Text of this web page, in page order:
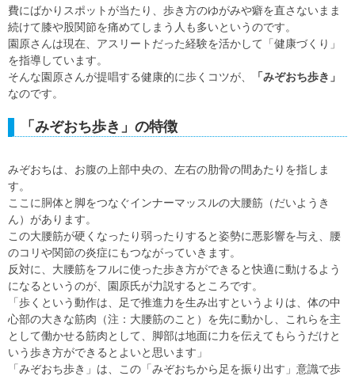
費にばかりスポットが当たり、歩き方のゆがみや癖を直さないまま
続けて膝や股関節を痛めてしまう人も多いというのです。
園原さんは現在、アスリートだった経験を活かして「健康づくり」
を指導しています。
そんな園原さんが提唱する健康的に歩くコツが、
「みぞおち歩き」
なのです。
「みぞおち歩き」の特徴
みぞおちは、お腹の上部中央の、左右の肋骨の間あたりを指しま
す。
ここに胴体と脚をつなぐインナーマッスルの大腰筋（だいようき
ん）があります。
この大腰筋が硬くなったり弱ったりすると姿勢に悪影響を与え、腰
のコリや関節の炎症にもつながっていきます。
反対に、大腰筋をフルに使った歩き方ができると快適に動けるよう
になるというのが、園原氏が力説するところです。
「歩くという動作は、足で推進力を生み出すというよりは、体の中
心部の大きな筋肉（注：大腰筋のこと）を先に動かし、これらを主
として働かせる筋肉として、脚部は地面に力を伝えてもらうだけと
いう歩き方ができるとよいと思います」
「みぞおち歩き」は、この「みぞおちから足を振り出す」意識で歩